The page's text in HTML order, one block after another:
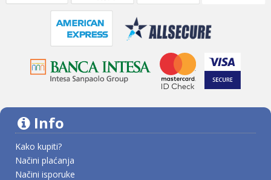
Info
Kako kupiti?
Načini plaćanja
Načini isporuke